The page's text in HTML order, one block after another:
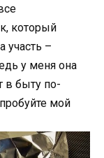
который
участь –
у меня она
в быту по-
мой